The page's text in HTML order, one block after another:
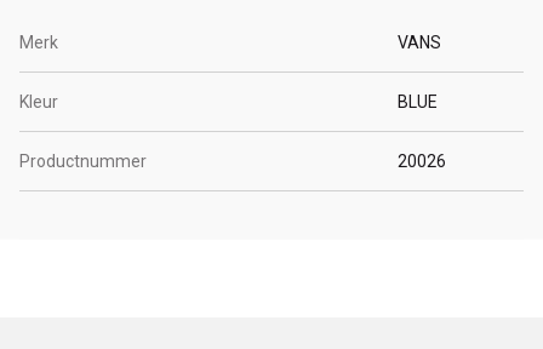
Merk VANS
Kleur BLUE
Productnummer 20026